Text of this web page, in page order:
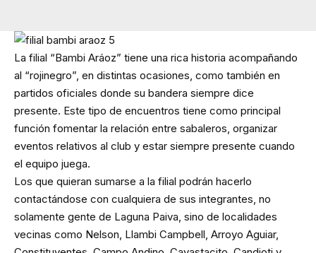
La filial “Bambi Aráoz” tiene una rica historia acompañando
al “rojinegro”, en distintas ocasiones, como también en
partidos oficiales donde su bandera siempre dice
presente. Este tipo de encuentros tiene como principal
función fomentar la relación entre sabaleros, organizar
eventos relativos al club y estar siempre presente cuando
el equipo juega.
Los que quieran sumarse a la filial podrán hacerlo
contactándose con cualquiera de sus integrantes, no
solamente gente de Laguna Paiva, sino de localidades
vecinas como Nelson, Llambi Campbell, Arroyo Aguiar,